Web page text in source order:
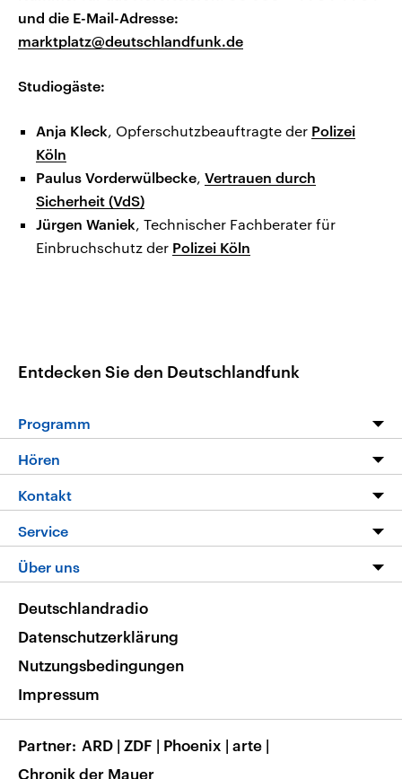
und die E-Mail-Adresse:
marktplatz@deutschlandfunk.de
Studiogäste:
Anja Kleck, Opferschutzbeauftragte der Polizei
Köln
Paulus Vorderwülbecke, Vertrauen durch
Sicherheit (VdS)
Jürgen Waniek, Technischer Fachberater für
Einbruchschutz der Polizei Köln
Entdecken Sie den Deutschlandfunk
Programm
Programm
Die Nachrichten
Nachrichtenleicht
Neue Beiträge auf dlf.de
Hören
Livestream
Podcasts
Deutschlandfunk App
Nachrichten App
Frequenzen
Kontakt
Hörerservice
Service
FAQ
Veranstaltungen
Musikliste
RSS
Über uns
Barrierefreiheit
Deutschlandradio
Datenschutzerklärung
Nutzungsbedingungen
Impressum
Partner ARD | ZDF | Phoenix | arte |
Chronik der Mauer